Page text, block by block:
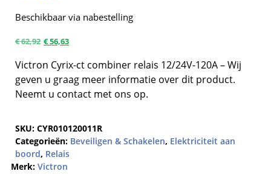
Beschikbaar via nabestelling
€62,92 €56,63
Victron Cyrix-ct combiner relais 12/24V-120A – Wij
geven u graag meer informatie over dit product.
Neemt u contact met ons op.
SKU: CYR010120011R
Categorieën: Beveiligen & Schakelen, Elektriciteit aan
boord, Relais
Merk: Victron